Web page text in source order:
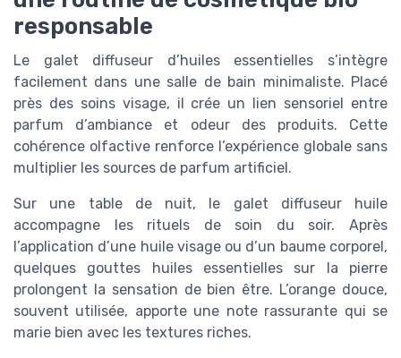
responsable
Le galet diffuseur d’huiles essentielles s’intègre
facilement dans une salle de bain minimaliste. Placé
près des soins visage, il crée un lien sensoriel entre
parfum d’ambiance et odeur des produits. Cette
cohérence olfactive renforce l’expérience globale sans
multiplier les sources de parfum artificiel.
Sur une table de nuit, le galet diffuseur huile
accompagne les rituels de soin du soir. Après
l’application d’une huile visage ou d’un baume corporel,
quelques gouttes huiles essentielles sur la pierre
prolongent la sensation de bien être. L’orange douce,
souvent utilisée, apporte une note rassurante qui se
marie bien avec les textures riches.